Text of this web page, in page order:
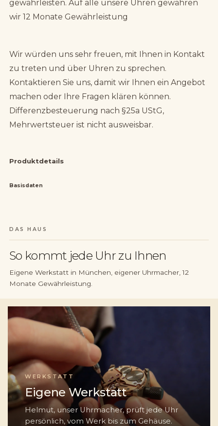
gewährleisten. Auf alle unsere Uhren gewähren
wir 12 Monate Gewährleistung
Wir würden uns sehr freuen, mit Ihnen in Kontakt
zu treten und über Uhren zu sprechen.
Kontaktieren Sie uns, damit wir Ihnen ein Angebot
machen oder Ihre Fragen klären können.
Differenzbesteuerung nach §25a UStG,
Mehrwertsteuer ist nicht ausweisbar.
Produktdetails
Basisdaten
DAS HAUS
So kommt jede Uhr zu Ihnen
Eigene Werkstatt in München, eigener Uhrmacher, 12
Monate Gewährleistung.
WERKSTATT
Eigene Werkstatt
Helmut, unser Uhrmacher, prüft jede Uhr
persönlich, vom Werk bis zum Gehäuse.